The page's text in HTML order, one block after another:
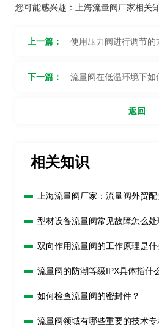
您可能感兴趣： 上海流量阀厂家相关
上一篇： 使用压力阀进行调节的
下一篇： 流量阀在低温环境下如
返回
相关知识
上海流量阀厂家：流量阀外贸配
型材设备流量阀常见故障怎么处
双向作用流量阀的工作原理是什
流量阀的防潮等级IPX具体指什
如何检查流量阀的密封件？
流量阀领域有哪些重要的技术专